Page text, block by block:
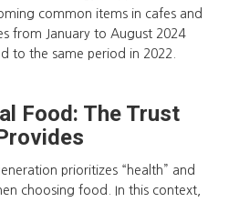
common items in cafes and
from January to August 2024
to the same period in 2022.
Food: The Trust
prioritizes “health” and
choosing food. In this context,